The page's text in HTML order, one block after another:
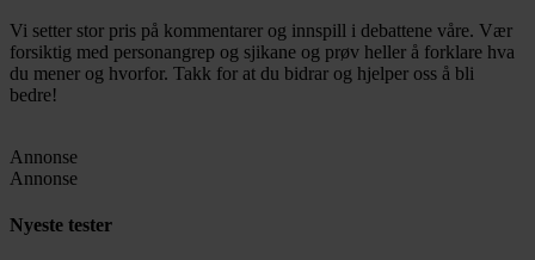
Vi setter stor pris på kommentarer og innspill i debattene våre. Vær
forsiktig med personangrep og sjikane og prøv heller å forklare hva
du mener og hvorfor. Takk for at du bidrar og hjelper oss å bli
bedre!
Annonse
Annonse
Nyeste tester